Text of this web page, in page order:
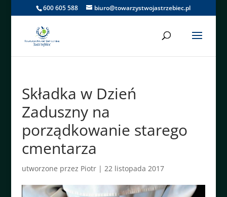
600 605 588 biuro@towarzystwojastrzebiec.pl
Składka w Dzień
Zaduszny na
porządkowanie starego
cmentarza
utworzone przez Piotr| 22 listopada 2017